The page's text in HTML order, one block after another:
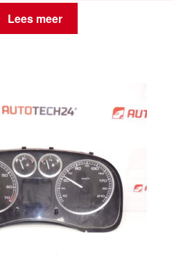
Lees meer